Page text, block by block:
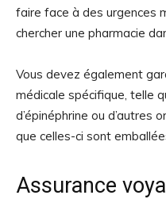
faire face à des urgences
chercher une pharmacie
Vous devez également
médicale spécifique, telle
d’épinéphrine ou d’autres
que celles-ci sont
Assurance